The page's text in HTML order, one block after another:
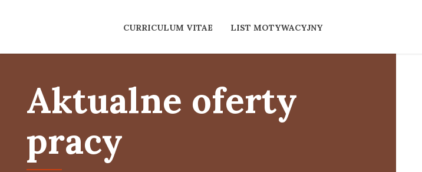
CURRICULUM VITAE LIST MOTYWACYJNY
Aktualne oferty
pracy